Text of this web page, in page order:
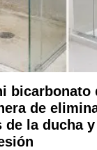
bicarbonato
de
de la ducha